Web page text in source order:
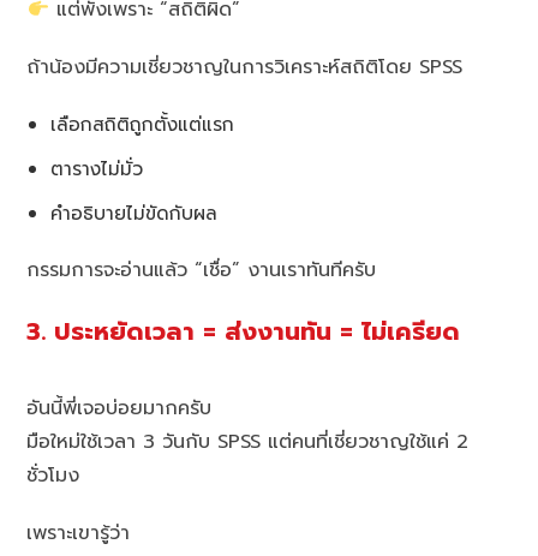
แต่พังเพราะ “สถิติผิด”
ถ้าน้องมีความเชี่ยวชาญในการวิเคราะห์สถิติโดย SPSS
เลือกสถิติถูกตั้งแต่แรก
ตารางไม่มั่ว
คำอธิบายไม่ขัดกับผล
กรรมการจะอ่านแล้ว “เชื่อ” งานเราทันทีครับ
3. ประหยัดเวลา = ส่งงานทัน = ไม่เครียด
อันนี้พี่เจอบ่อยมากครับ
มือใหม่ใช้เวลา 3 วันกับ SPSS แต่คนที่เชี่ยวชาญใช้แค่ 2
ชั่วโมง
เพราะเขารู้ว่า